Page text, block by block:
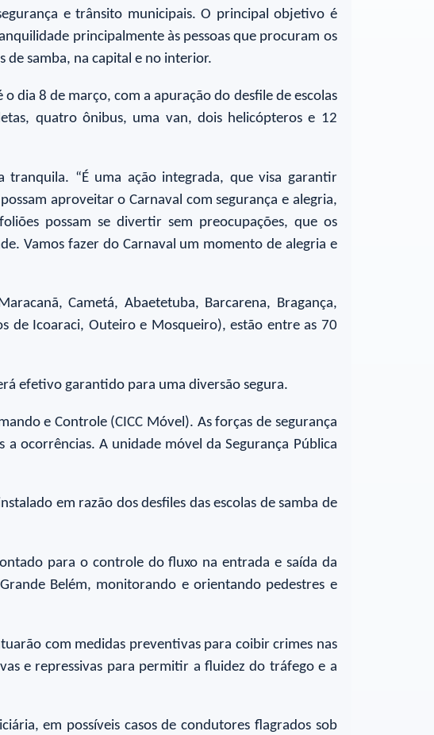
e trânsito municipais. O principal objetivo é
principalmente às pessoas que procuram os
de samba, na capital e no interior.
dia 8 de março, com a apuração do desfile de escolas
quatro ônibus, uma van, dois helicópteros e 12
“É uma ação integrada, que visa garantir
aproveitar o Carnaval com segurança e alegria,
possam se divertir sem preocupações, que os
Vamos fazer do Carnaval um momento de alegria e
Cametá, Abaetetuba, Barcarena, Bragança,
de Icoaraci, Outeiro e Mosqueiro), estão entre as 70
efetivo garantido para uma diversão segura.
e Controle (CICC Móvel). As forças de segurança
ocorrências. A unidade móvel da Segurança Pública
em razão dos desfiles das escolas de samba de
para o controle do fluxo na entrada e saída da
Belém, monitorando e orientando pedestres e
com medidas preventivas para coibir crimes nas
e repressivas para permitir a fluidez do tráfego e a
em possíveis casos de condutores flagrados sob